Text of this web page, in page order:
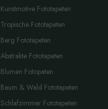
Kunstmotive Fototapeten
Tropische Fototapeten
Berg Fototapeten
Abstrakte Fototapeten
Blumen Fotopaten
Baum & Wald Fototapeten
Schlafzimmer Fototapeten